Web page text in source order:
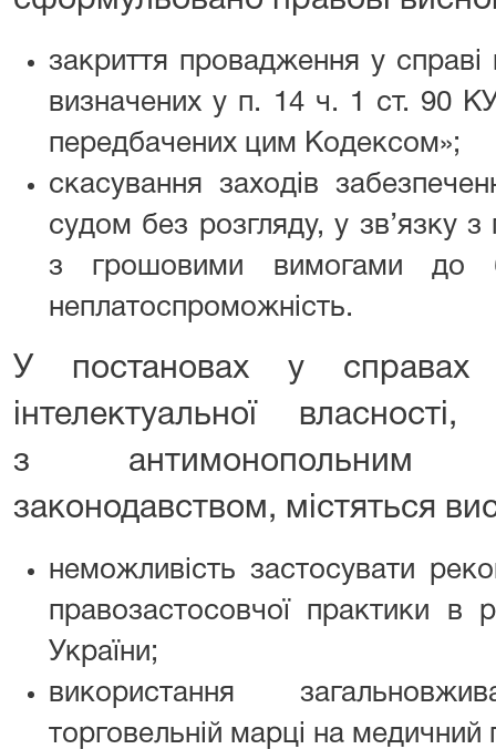
закриття провадження у справі
визначених у п. 14 ч. 1 ст. 90
передбачених цим Кодексом»;
скасування заходів
судом без розгляду, у зв’язку
з грошовими вимогами до
неплатоспроможність.
У постановах у
інтелектуальної
з антимонопольним
законодавством, містяться
неможливість застосувати
правозастосовчої практики в
України;
використання
торговельній марці на медичний